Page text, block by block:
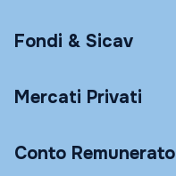
Fondi & Sicav
Mercati Privati
Conto Remunerato